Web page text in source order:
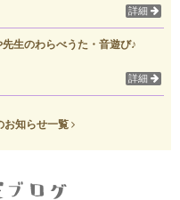
詳細
先生のわらべうた・音遊び♪
詳細
お知らせ一覧